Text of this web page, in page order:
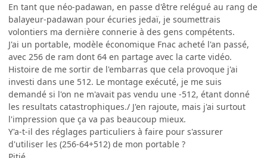
En tant que néo-padawan, en passe d'être relégué au rang de
balayeur-padawan pour écuries jedaï, je soumettrais
volontiers ma dernière connerie à des gens compétents.
J'ai un portable, modèle économique Fnac acheté l'an passé,
avec 256 de ram dont 64 en partage avec la carte vidéo.
Histoire de me sortir de l'embarras que cela provoque j'ai
investi dans une 512. Le montage exécuté, je me suis
demandé si l'on ne m'avait pas vendu une -512, étant donné
les resultats catastrophiques./ J'en rajoute, mais j'ai surtout
l'impression que ça va pas beaucoup mieux.
Y'a-t-il des réglages particuliers à faire pour s'assurer
d'utiliser les (256-64+512) de mon portable ?